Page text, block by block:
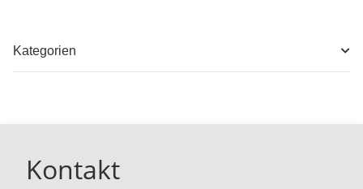
Kategorien
Kontakt